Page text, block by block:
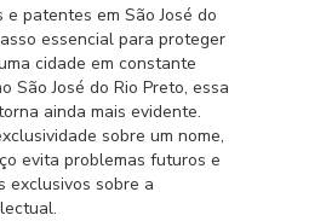
e patentes em São José do
essencial para proteger
cidade em constante
São José do Rio Preto, essa
ainda mais evidente.
sobre um nome,
evita problemas futuros e
exclusivos sobre a